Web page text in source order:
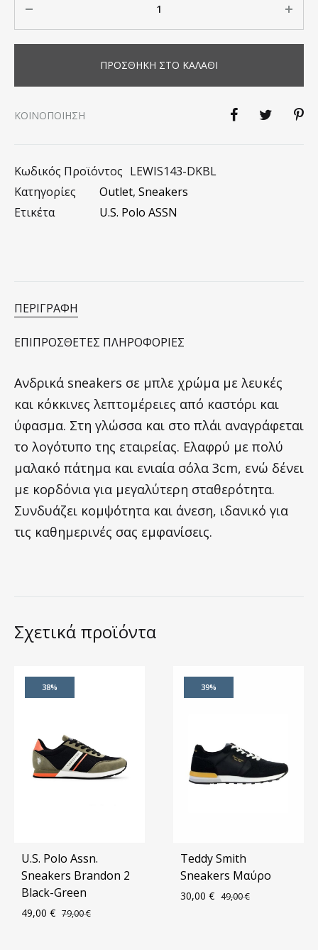
ΠΡΟΣΘΉΚΗ ΣΤΟ ΚΑΛΆΘΙ
KΟΙΝΟΠΟΊΗΣΗ
Κωδικός Προϊόντος LEWIS143-DKBL
Κατηγορίες
Outlet, Sneakers
Ετικέτα
U.S. Polo ASSN
ΠΕΡΙΓΡΑΦΉ
ΕΠΙΠΡΌΣΘΕΤΕΣ ΠΛΗΡΟΦΟΡΊΕΣ
Ανδρικά sneakers σε μπλε χρώμα με λευκές
και κόκκινες λεπτομέρειες από καστόρι και
ύφασμα. Στη γλώσσα και στο πλάι αναγράφεται
το λογότυπο της εταιρείας. Ελαφρύ με πολύ
μαλακό πάτημα και ενιαία σόλα 3cm, ενώ δένει
με κορδόνια για μεγαλύτερη σταθερότητα.
Συνδυάζει κομψότητα και άνεση, ιδανικό για
τις καθημερινές σας εμφανίσεις.
Σχετικά προϊόντα
38%
U.S. Polo Assn.
Sneakers Brandon 2
Black-Green
49,00 € 79,00€
39%
Teddy Smith
Sneakers Μαύρο
30,00 € 49,00€